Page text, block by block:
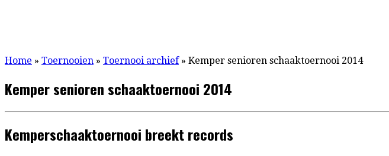
Home » Toernooien » Toernooi archief » Kemper senioren schaaktoernooi 2014
Kemper senioren schaaktoernooi 2014
Kemperschaaktoernooi breekt records